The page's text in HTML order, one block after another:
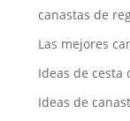
canastas de
Las mejores
Ideas de cesta
Ideas de